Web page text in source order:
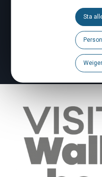
Sta
Brochures
Een probleem